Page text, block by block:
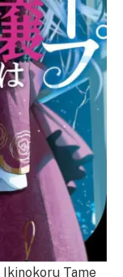
Ikinokoru Tame